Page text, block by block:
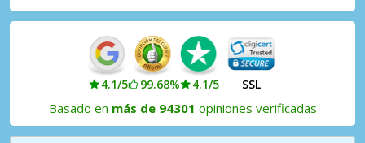
4.1/5 99.68% 4.1/5 SSL
Basado en más de 94301 opiniones verificadas